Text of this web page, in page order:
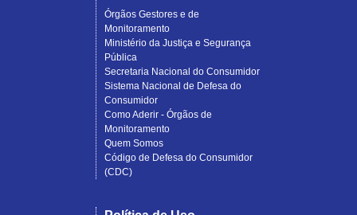
Órgãos Gestores e de
Monitoramento
Ministério da Justiça e Segurança
Pública
Secretaria Nacional do Consumidor
Sistema Nacional de Defesa do
Consumidor
Como Aderir - Órgãos de
Monitoramento
Quem Somos
Código de Defesa do Consumidor
(CDC)